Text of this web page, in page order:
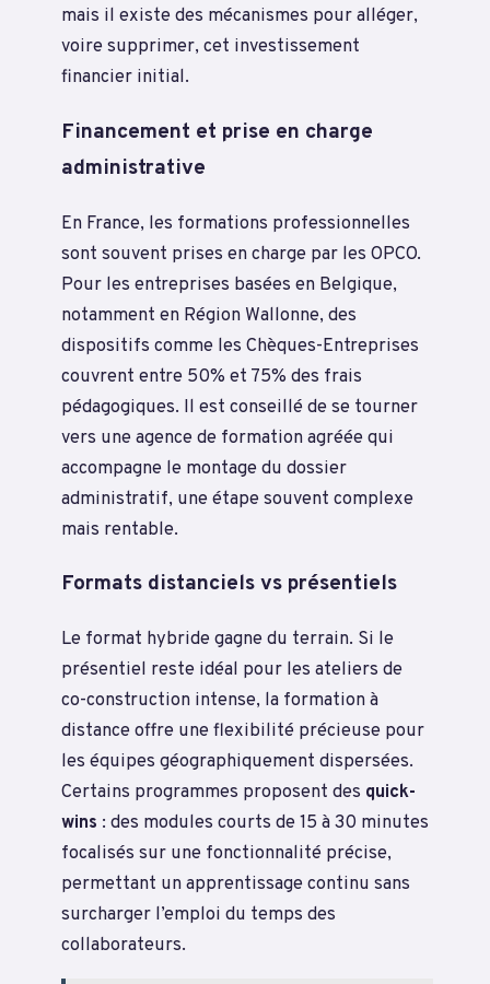
mais il existe des mécanismes pour alléger,
voire supprimer, cet investissement
financier initial.
Financement et prise en charge
administrative
En France, les formations professionnelles
sont souvent prises en charge par les OPCO.
Pour les entreprises basées en Belgique,
notamment en Région Wallonne, des
dispositifs comme les Chèques-Entreprises
couvrent entre 50% et 75% des frais
pédagogiques. Il est conseillé de se tourner
vers une agence de formation agréée qui
accompagne le montage du dossier
administratif, une étape souvent complexe
mais rentable.
Formats distanciels vs présentiels
Le format hybride gagne du terrain. Si le
présentiel reste idéal pour les ateliers de
co-construction intense, la formation à
distance offre une flexibilité précieuse pour
les équipes géographiquement dispersées.
Certains programmes proposent des quick-
wins : des modules courts de 15 à 30 minutes
focalisés sur une fonctionnalité précise,
permettant un apprentissage continu sans
surcharger l’emploi du temps des
collaborateurs.